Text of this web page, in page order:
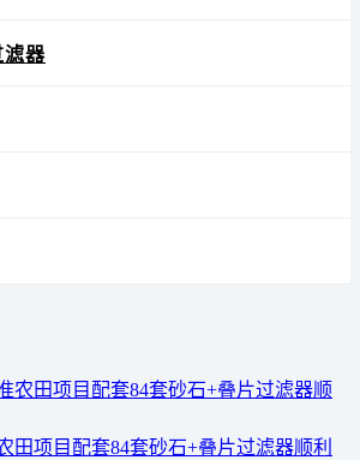
滤器
田项目配套84套砂石+叠片过滤器顺利